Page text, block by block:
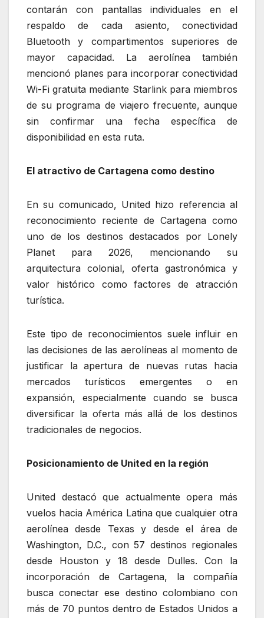
contarán con pantallas individuales en el
respaldo de cada asiento, conectividad
Bluetooth y compartimentos superiores de
mayor capacidad. La aerolínea también
mencionó planes para incorporar conectividad
Wi-Fi gratuita mediante Starlink para miembros
de su programa de viajero frecuente, aunque
sin confirmar una fecha específica de
disponibilidad en esta ruta.
El atractivo de Cartagena como destino
En su comunicado, United hizo referencia al
reconocimiento reciente de Cartagena como
uno de los destinos destacados por Lonely
Planet para 2026, mencionando su
arquitectura colonial, oferta gastronómica y
valor histórico como factores de atracción
turística.
Este tipo de reconocimientos suele influir en
las decisiones de las aerolíneas al momento de
justificar la apertura de nuevas rutas hacia
mercados turísticos emergentes o en
expansión, especialmente cuando se busca
diversificar la oferta más allá de los destinos
tradicionales de negocios.
Posicionamiento de United en la región
United destacó que actualmente opera más
vuelos hacia América Latina que cualquier otra
aerolínea desde Texas y desde el área de
Washington, D.C., con 57 destinos regionales
desde Houston y 18 desde Dulles. Con la
incorporación de Cartagena, la compañía
busca conectar ese destino colombiano con
más de 70 puntos dentro de Estados Unidos a